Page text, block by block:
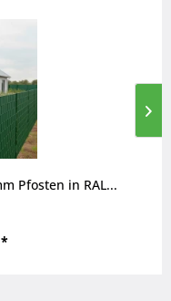
Pfosten in RAL...